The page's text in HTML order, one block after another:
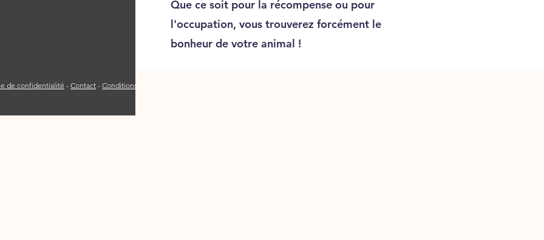
Que ce soit pour la récompense ou pour
l'occupation, vous trouverez forcément le
bonheur de votre animal !
de confidentialité - Contact - Conditions générales de vente